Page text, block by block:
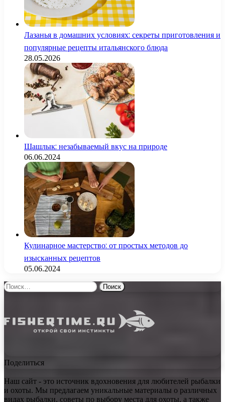
Лазанья в домашних условиях: секреты приготовления и
популярные рецепты итальянского блюда
28.05.2026
Шашлык: незабываемый вкус на природе
06.06.2024
Кулинарное мастерство: от простых методов до
изысканных рецептов
05.06.2024
Найти:
Поделиться
Наш сайт - это источник вдохновения для любителей рыбалки
и охоты. Мы предлагаем уникальные материалы о различных
видах рыбалки, советы по выбору места для охоты, а также